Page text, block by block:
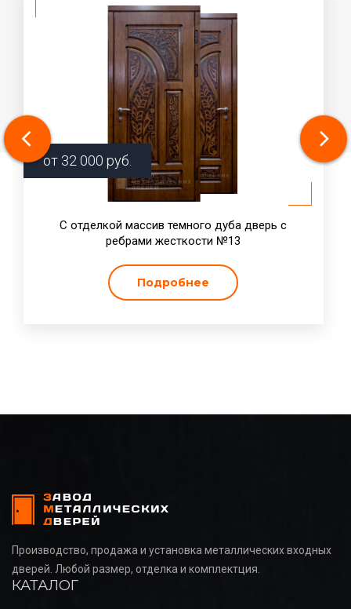
от 32 000 руб.
С отделкой массив темного дуба дверь с
ребрами жесткости №13
Подробнее
Производство, продажа и установка металлических входных
дверей. Любой размер, отделка и комплектция.
КАТАЛОГ